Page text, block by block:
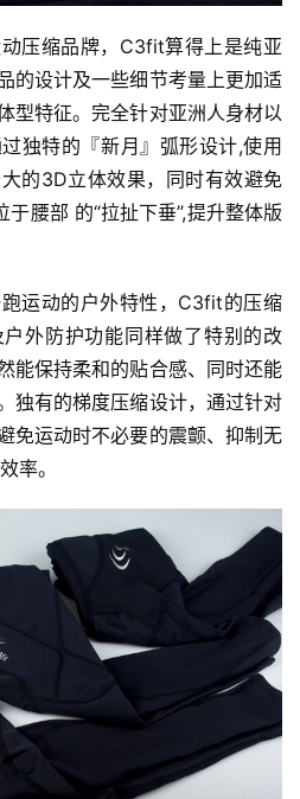
压缩品牌，C3fit算得上是纯亚
的设计及一些细节考量上更加适
型特征。完全针对亚洲人身材以
独特的『新月』弧形设计,使用
的3D立体效果，同时有效避免
于腰部 的“拉扯下垂”,提升整体版
运动的户外特性，C3fit的压缩
外防护功能同样做了特别的改
能保持柔和的贴合感、同时还能
独有的梯度压缩设计，通过针对
免运动时不必要的震颤、抑制无
率。